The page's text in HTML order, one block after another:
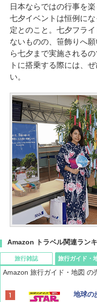
日本ならではの行事を
七夕イベントは恒例に
定とのこと。七夕フラ
ないものの、笹飾りへ
ら七夕まで実施される
トに搭乗する際には、
い。
Amazon トラベル関連ラン
旅行雑誌
BE-
旅行ガイド・
Amazon 旅行ガイド・地図 の
地球の